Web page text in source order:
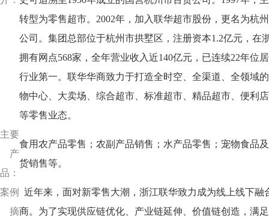
转型为零售超市。2002年，加入联华超市股份，更名为杭
公司。集团总部位于杭州市拱墅区，注册资本1.2亿元，在
拥有网点568家，全年营业收入近140亿元，已连续22年位
行业第一。联华华商致力于打造全时空、全渠道、全领域
物中心、大卖场、综合超市、标准超市、精品超市、便利
等零售业态。
主要
产
品：
食用农产品零售；农副产品销售；水产品零售；宠物食品
货销售等。
案例
摘
近年来，面对新零售大潮，浙江联华致力成为线上线下融
商。为了实现供应链优化、产业链延伸、价值链创造，满